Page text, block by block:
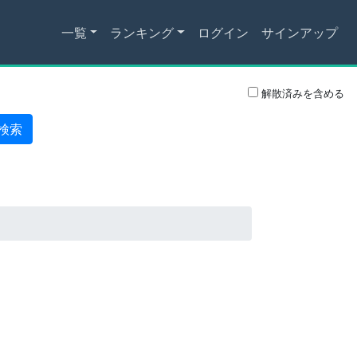
一覧 ランキング ログイン サインアップ
解散済みを含める
索